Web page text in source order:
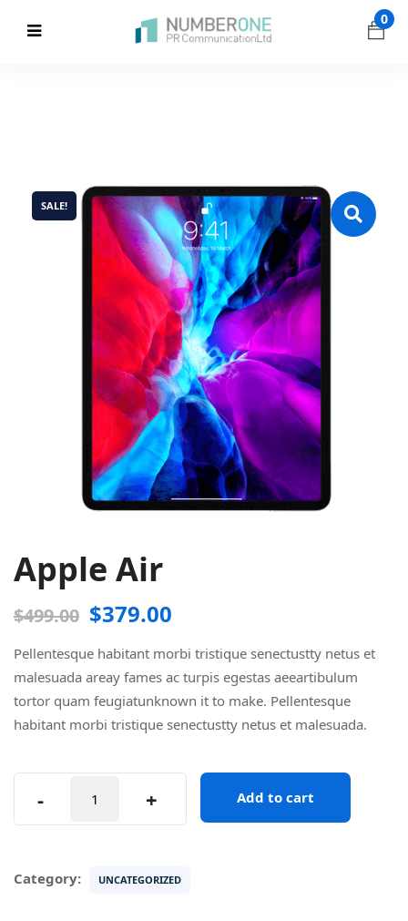
0
SALE!
Apple Air
$499.00 $379.00
Pellentesque habitant morbi tristique senectustty netus et
malesuada areay fames ac turpis egestas aeeartibulum
tortor quam feugiatunknown it to make. Pellentesque
habitant morbi tristique senectustty netus et malesuada.
- + Add to cart
Category: UNCATEGORIZED